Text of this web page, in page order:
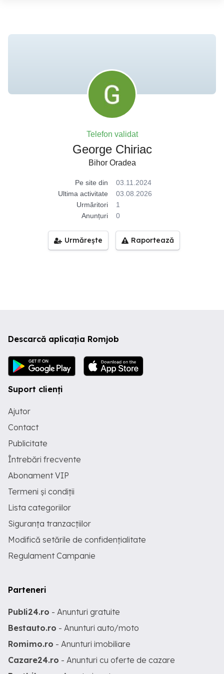
Telefon validat
George Chiriac
Bihor Oradea
Pe site din
03.11.2024
Ultima activitate
03.08.2026
Urmăritori
1
Anunțuri
0
Urmărește Raportează
Descarcă aplicația Romjob
Suport clienți
Ajutor
Contact
Publicitate
Întrebări frecvente
Abonament VIP
Termeni și condiții
Lista categoriilor
Siguranța tranzacțiilor
Modifică setările de confidențialitate
Regulament Campanie
Parteneri
Publi24.ro - Anunturi gratuite
Bestauto.ro - Anunturi auto/moto
Romimo.ro - Anunturi imobiliare
Cazare24.ro - Anunturi cu oferte de cazare